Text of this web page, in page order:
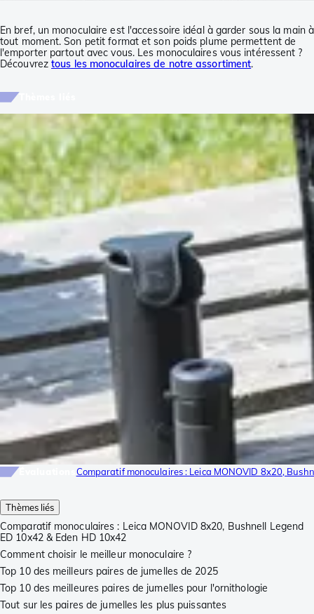
Thèmes liés
Comparatif monoculaires : Leica MONOVID 8x20, Bushnell Legend
ED 10x42 & Eden HD 10x42
Comment choisir le meilleur monoculaire ?
Top 10 des meilleurs paires de jumelles de 2025
Top 10 des meilleures paires de jumelles pour l'ornithologie
Tout sur les paires de jumelles les plus puissantes
En bref, un monoculaire est l'accessoire idéal à garder sous la main à
tout moment. Son petit format et son poids plume permettent de
l'emporter partout avec vous. Les monoculaires vous intéressent ?
Découvrez tous les monoculaires de notre assortiment.
Comparatif monoculaires : Leica MONOVID 8x20,